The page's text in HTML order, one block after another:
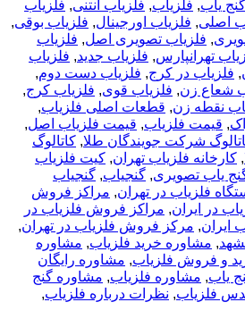
یاب, فلزیاب, فلزیاب آنتنی, فلزیاب
اصلی, فلزیاب اورجینال, فلزیاب بوقی,
, فلزیاب تصویری اصل, فلزیاب
تهرانپارس, فلزیاب جدید, فلزیاب
, فلزیاب در کرج, فلزیاب دست دوم,
شعاع زن, فلزیاب قوی, فلزیاب کرج,
نقطه زن, قطعات اصلی فلزیاب,
, قیمت فلزیاب, قیمت فلزیاب اصل,
شرکت جویندگان طلا, کاتالوگ
, کارخانه فلزیاب تهران, کیت فلزیاب
یاب تصویری, گنجیاب, گنجیاب
فلزیاب در تهران, مراکز فروش
در ایران, مراکز فروش فلزیاب در
ایران, مرکز فروش فلزیاب در تهران,
, مشاوره خرید فلزیاب, مشاوره
و فروش فلزیاب, مشاوره رایگان
یاب, مشاوره فلزیاب, مشاوره گنج
فلزیاب, نظرات درباره فلزیاب,